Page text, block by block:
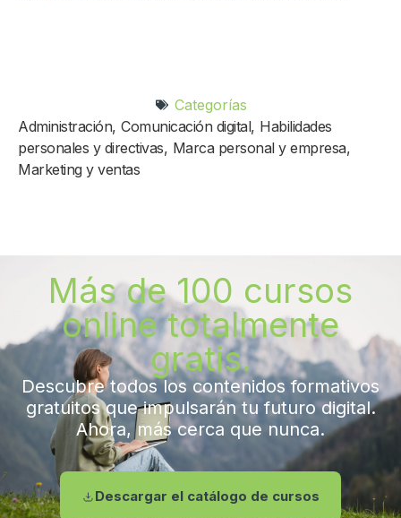
Categorías
Administración, Comunicación digital, Habilidades
personales y directivas, Marca personal y empresa,
Marketing y ventas
Más de 100 cursos
online totalmente
gratis.
Descubre todos los contenidos formativos
gratuitos que impulsarán tu futuro digital.
Ahora, más cerca que nunca.
Descargar el catálogo de cursos